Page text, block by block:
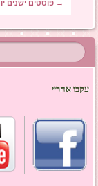
ניווט בפוסטים
→ פוסטים ישנים
עקבו אחריי